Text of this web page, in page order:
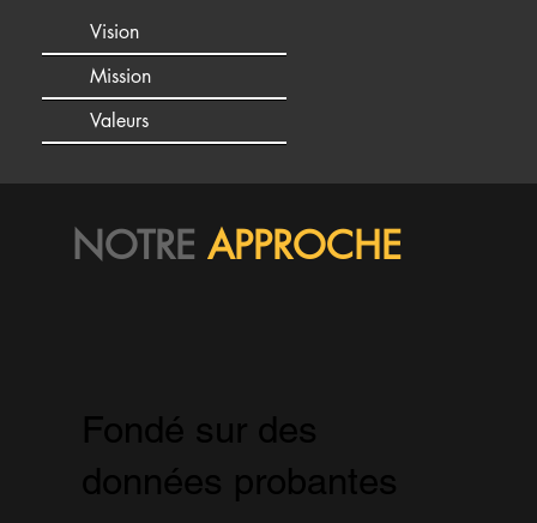
Vision
Mission
Valeurs
NOTREAPPROCHE
Fondé sur des
données probantes